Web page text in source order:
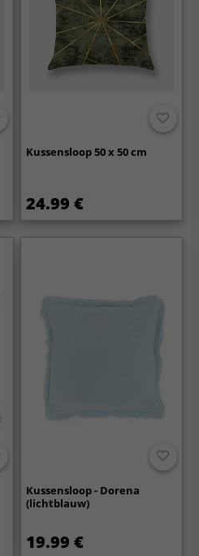
Kussensloop 50 x 50 cm
24.99 €
Kussensloop - Dorena
(lichtblauw)
19.99 €